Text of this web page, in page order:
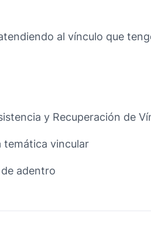
al vínculo que
y Recuperación de
temática vincular
adentro